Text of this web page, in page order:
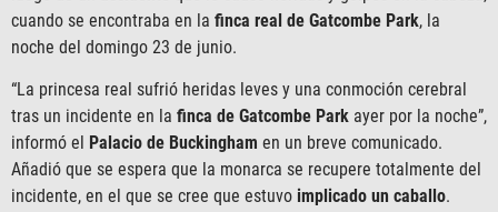
cuando se encontraba en la finca real de Gatcombe Park, la
noche del domingo 23 de junio.
“La princesa real sufrió heridas leves y una conmoción cerebral
tras un incidente en la finca de Gatcombe Park ayer por la noche”,
informó el Palacio de Buckingham en un breve comunicado.
Añadió que se espera que la monarca se recupere totalmente del
incidente, en el que se cree que estuvo implicado un caballo.